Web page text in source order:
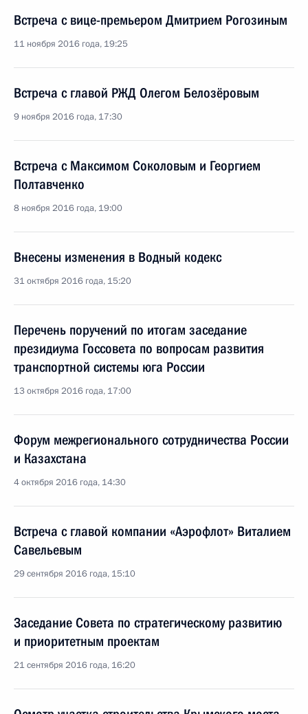
Встреча с вице-премьером Дмитрием Рогозиным
11 ноября 2016 года, 19:25
Встреча с главой РЖД Олегом Белозёровым
9 ноября 2016 года, 17:30
Встреча с Максимом Соколовым и Георгием
Полтавченко
8 ноября 2016 года, 19:00
Внесены изменения в Водный кодекс
31 октября 2016 года, 15:20
Перечень поручений по итогам заседание
президиума Госсовета по вопросам развития
транспортной системы юга России
13 октября 2016 года, 17:00
Форум межрегионального сотрудничества России
и Казахстана
4 октября 2016 года, 14:30
Встреча с главой компании «Аэрофлот» Виталием
Савельевым
29 сентября 2016 года, 15:10
Заседание Совета по стратегическому развитию
и приоритетным проектам
21 сентября 2016 года, 16:20